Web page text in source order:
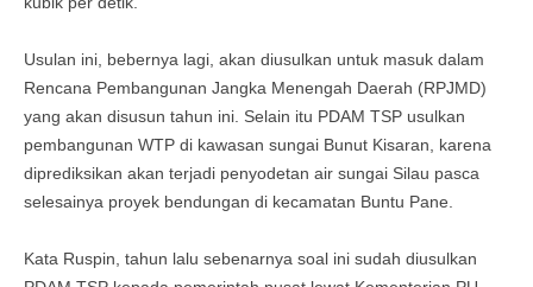
Usulan ini, bebernya lagi, akan diusulkan untuk masuk dalam
Rencana Pembangunan Jangka Menengah Daerah (RPJMD)
yang akan disusun tahun ini. Selain itu PDAM TSP usulkan
pembangunan WTP di kawasan sungai Bunut Kisaran, karena
diprediksikan akan terjadi penyodetan air sungai Silau pasca
selesainya proyek bendungan di kecamatan Buntu Pane.
Kata Ruspin, tahun lalu sebenarnya soal ini sudah diusulkan